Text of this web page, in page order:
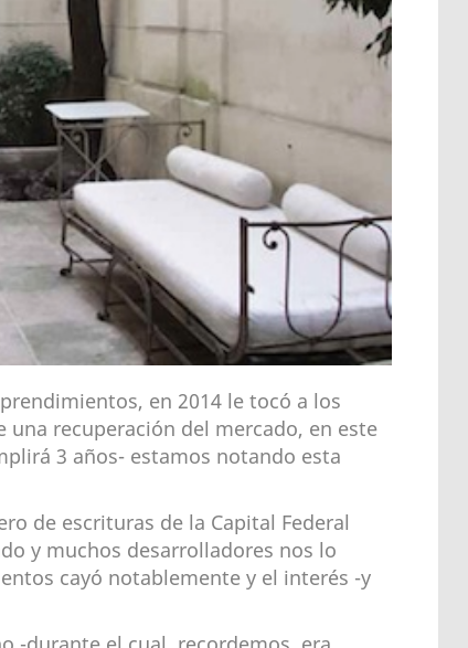
en 2014 le tocó a los
recuperación del mercado, en este
3 años- estamos notando esta
de escrituras de la Capital Federal
y muchos desarrolladores nos lo
cayó notablemente y el interés -y